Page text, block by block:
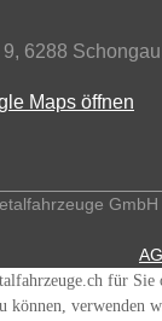
6288 Schongau
Maps öffnen
für
können, verwenden